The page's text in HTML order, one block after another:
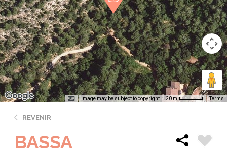
Image may be subject to copyright 20 m Terms
REVENIR
BASSA